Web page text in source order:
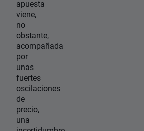
apuesta
viene,
no
obstante,
acompañada
por
unas
fuertes
oscilaciones
de
precio,
una